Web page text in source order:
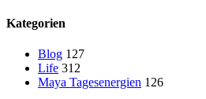
Kategorien
Blog 127
Life 312
Maya Tagesenergien 126